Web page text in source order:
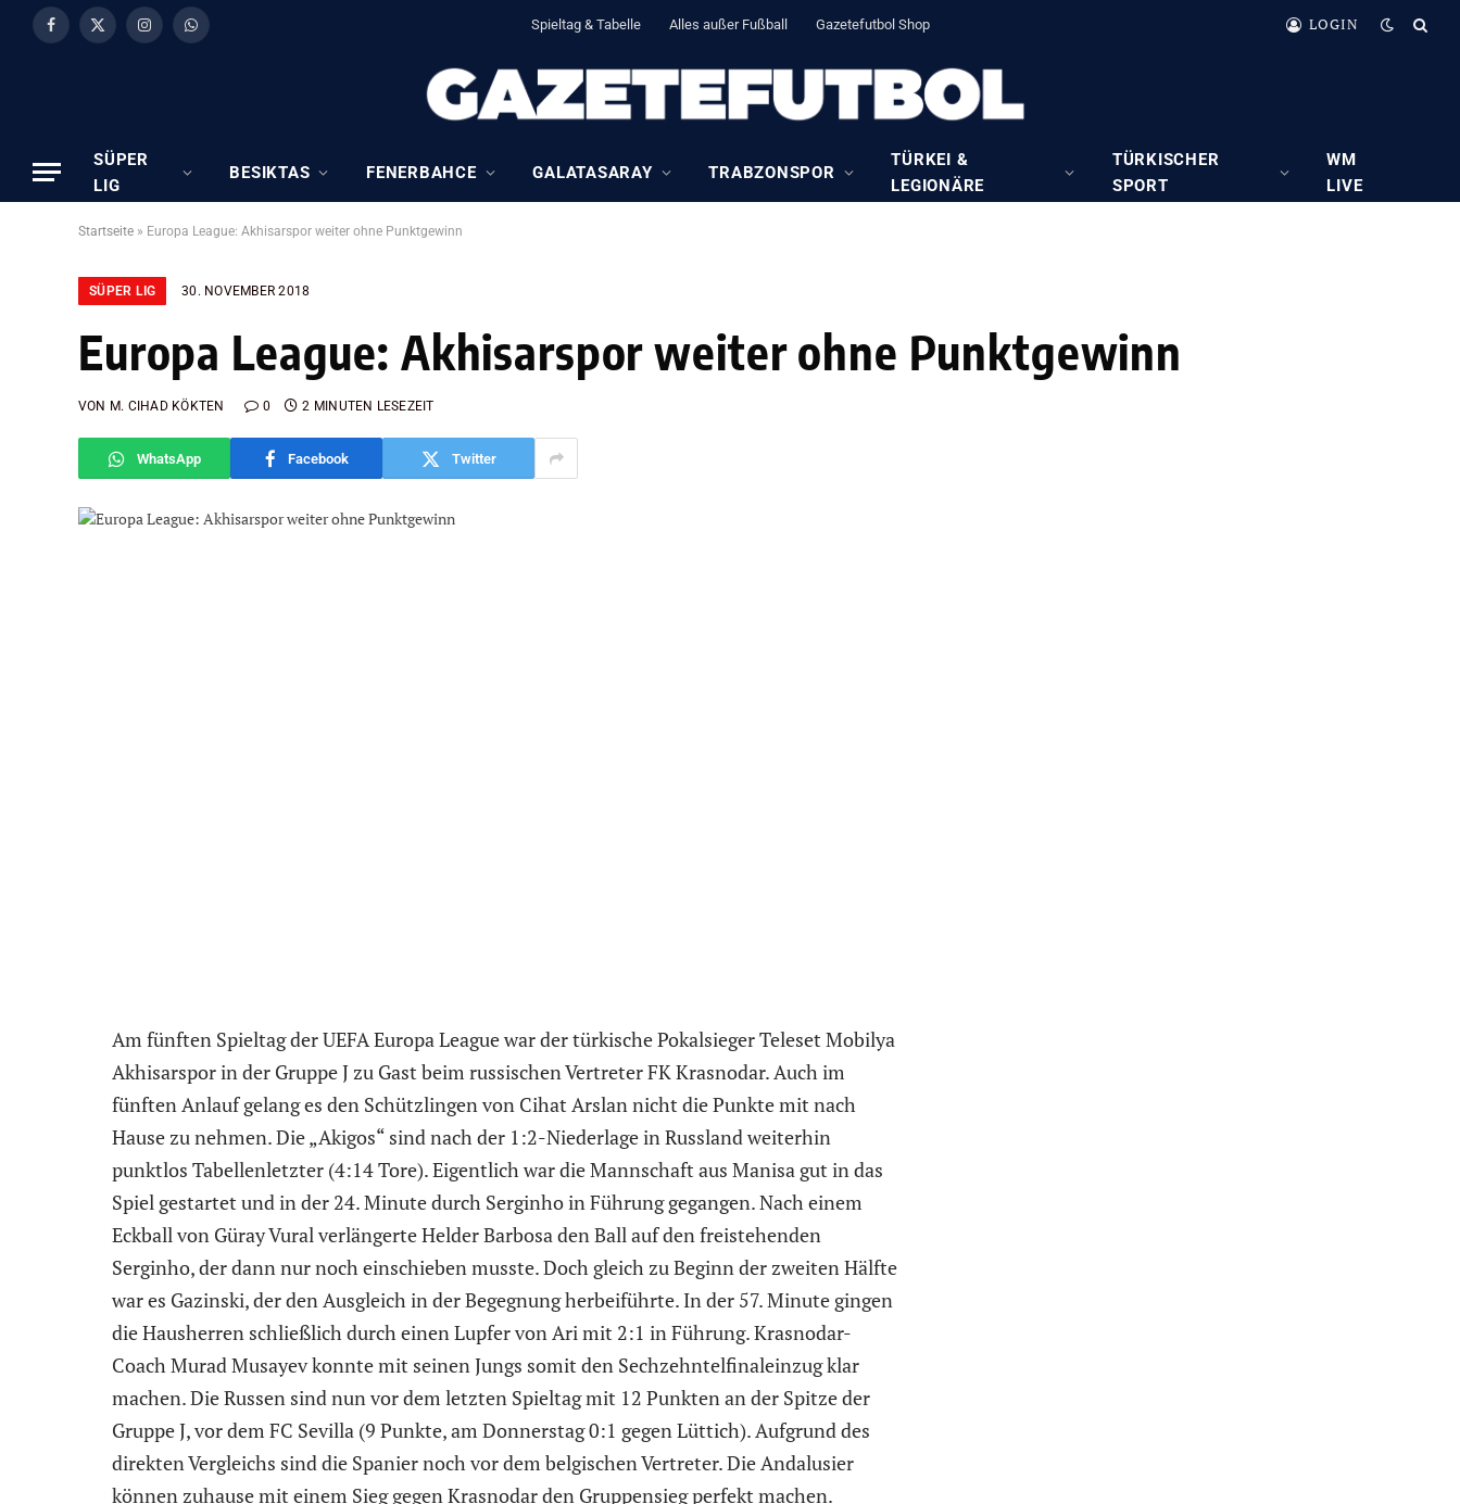
Facebook
X
InstagramWhatsApp Spieltag & Tabelle Alles außer Fußball Gazetefutbol Shop LOGIN
SÜPER
LIG
BESIKTAS FENERBAHCE GALATASARAY TRABZONSPOR
TÜRKEI &
LEGIONÄRE
TÜRKISCHER
SPORT
WM
LIVE
Startseite » Europa League: Akhisarspor weiter ohne Punktgewinn
SÜPER LIG 30. NOVEMBER 2018
Europa League: Akhisarspor weiter ohne Punktgewinn
VON M. CIHAD KÖKTEN 0 2 MINUTEN LESEZEIT
WhatsApp Facebook Twitter
Am fünften Spieltag der UEFA Europa League war der türkische Pokalsieger Teleset Mobilya
Akhisarspor in der Gruppe J zu Gast beim russischen Vertreter FK Krasnodar. Auch im
fünften Anlauf gelang es den Schützlingen von Cihat Arslan nicht die Punkte mit nach
Hause zu nehmen. Die „Akigos“ sind nach der 1:2-Niederlage in Russland weiterhin
punktlos Tabellenletzter (4:14 Tore). Eigentlich war die Mannschaft aus Manisa gut in das
Spiel gestartet und in der 24. Minute durch Serginho in Führung gegangen. Nach einem
Eckball von Güray Vural verlängerte Helder Barbosa den Ball auf den freistehenden
Serginho, der dann nur noch einschieben musste. Doch gleich zu Beginn der zweiten Hälfte
war es Gazinski, der den Ausgleich in der Begegnung herbeiführte. In der 57. Minute gingen
die Hausherren schließlich durch einen Lupfer von Ari mit 2:1 in Führung. Krasnodar-
Coach Murad Musayev konnte mit seinen Jungs somit den Sechzehntelfinaleinzug klar
machen. Die Russen sind nun vor dem letzten Spieltag mit 12 Punkten an der Spitze der
Gruppe J, vor dem FC Sevilla (9 Punkte, am Donnerstag 0:1 gegen Lüttich). Aufgrund des
direkten Vergleichs sind die Spanier noch vor dem belgischen Vertreter. Die Andalusier
können zuhause mit einem Sieg gegen Krasnodar den Gruppensieg perfekt machen.